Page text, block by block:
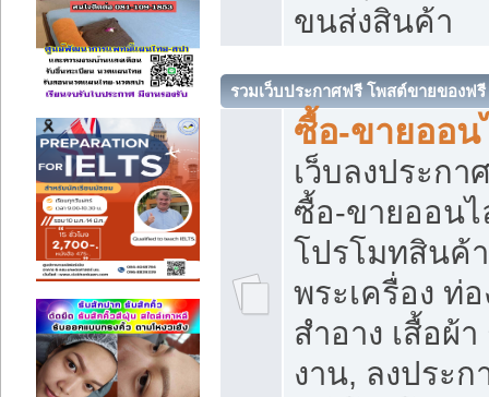
ขนส่งสินค้า
รวมเว็บประกาศฟรี โพสต์ขายของฟรี
ซื้อ-ขายออน
เว็บลงประก
ซื้อ-ขายออน
โปรโมทสินค้
พระเครื่อง ท่อ
สำอาง เสื้อผ้
งาน, ลงประ